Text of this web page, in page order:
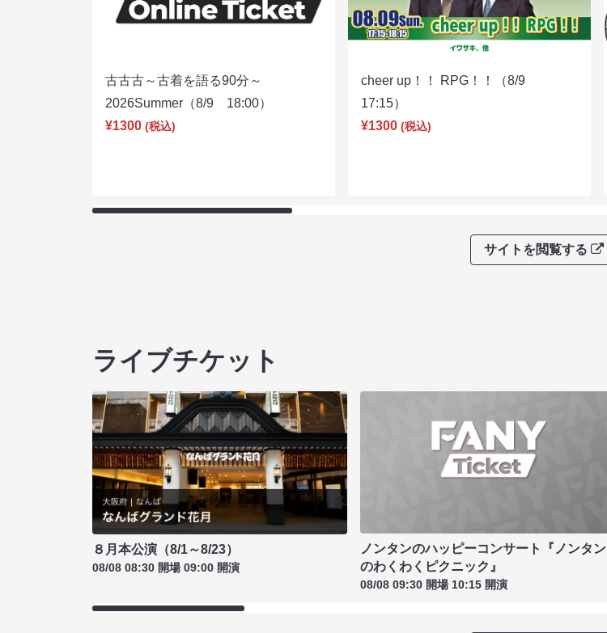
古古古～古着を語る90分～
2026Summer（8/9 18:00）
¥1300 (税込)
cheer up！！ RPG！！（8/9
17:15）
¥1300 (税込)
サイトを閲覧する
ライブチケット
８月本公演（8/1～8/23）
08/08 08:30 開場 09:00 開演
ノンタンのハッピーコンサート『ノンタン
のわくわくピクニック』
08/08 09:30 開場 10:15 開演